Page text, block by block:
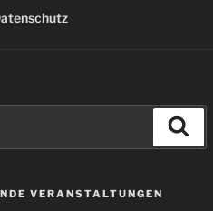
VERANSTALTUNGEN